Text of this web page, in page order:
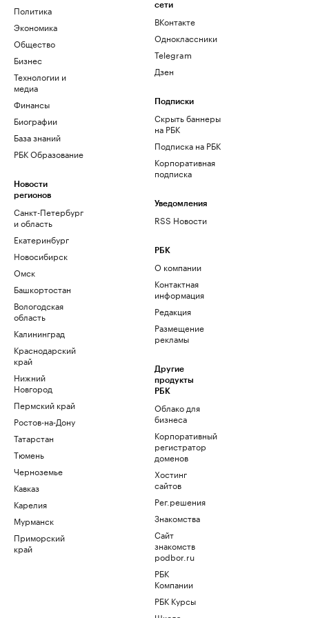
Политика
Экономика
Общество
Бизнес
Технологии и
медиа
Финансы
Биографии
База знаний
РБК Образование
Новости
регионов
Санкт-Петербург
и область
Екатеринбург
Новосибирск
Омск
Башкортостан
Вологодская
область
Калининград
Краснодарский
край
Нижний
Новгород
Пермский край
Ростов-на-Дону
Татарстан
Тюмень
Черноземье
Кавказ
Карелия
Мурманск
Приморский
край
сети
ВКонтакте
Одноклассники
Telegram
Дзен
Подписки
Скрыть баннеры
на РБК
Подписка на РБК
Корпоративная
подписка
Уведомления
RSS Новости
РБК
О компании
Контактная
информация
Редакция
Размещение
рекламы
Другие
продукты
РБК
Облако для
бизнеса
Корпоративный
регистратор
доменов
Хостинг
сайтов
Рег.решения
Знакомства
Сайт
знакомств
podbor.ru
РБК
Компании
РБК Курсы